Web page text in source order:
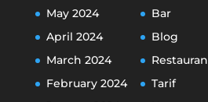
May 2024
April 2024
March 2024
February 2024
Bar
Blog
Tarif